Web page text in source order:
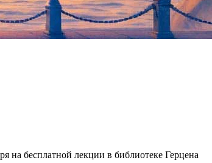
на бесплатной лекции в библиотеке Герцена